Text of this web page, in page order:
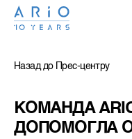
Назад до Прес-центру
КОМАНДА
ДОПОМОГЛА